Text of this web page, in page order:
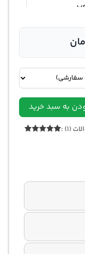
به سبد خرید
(1) :